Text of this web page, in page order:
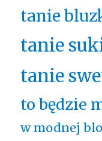
tanie
tanie
tanie
to będzie
w modnej